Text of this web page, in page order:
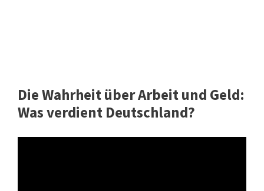
Die Wahrheit über Arbeit und Geld:
Was verdient Deutschland?